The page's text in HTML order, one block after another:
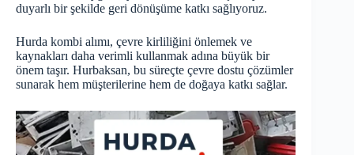
duyarlı bir şekilde geri dönüşüme katkı sağlıyoruz.
Hurda kombi alımı, çevre kirliliğini önlemek ve
kaynakları daha verimli kullanmak adına büyük bir
önem taşır. Hurbaksan, bu süreçte çevre dostu çözümler
sunarak hem müşterilerine hem de doğaya katkı sağlar.